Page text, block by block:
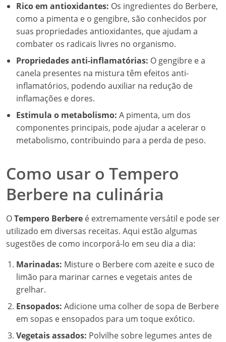
Rico em antioxidantes: Os ingredientes do Berbere,
como a pimenta e o gengibre, são conhecidos por
suas propriedades antioxidantes, que ajudam a
combater os radicais livres no organismo.
Propriedades anti-inflamatórias: O gengibre e a
canela presentes na mistura têm efeitos anti-
inflamatórios, podendo auxiliar na redução de
inflamações e dores.
Estimula o metabolismo: A pimenta, um dos
componentes principais, pode ajudar a acelerar o
metabolismo, contribuindo para a perda de peso.
Como usar o Tempero
Berbere na culinária
OTempero Berbere é extremamente versátil e pode ser
utilizado em diversas receitas. Aqui estão algumas
sugestões de como incorporá-lo em seu dia a dia:
Marinadas: Misture o Berbere com azeite e suco de
limão para marinar carnes e vegetais antes de
grelhar.
Ensopados: Adicione uma colher de sopa de Berbere
em sopas e ensopados para um toque exótico.
Vegetais assados: Polvilhe sobre legumes antes de